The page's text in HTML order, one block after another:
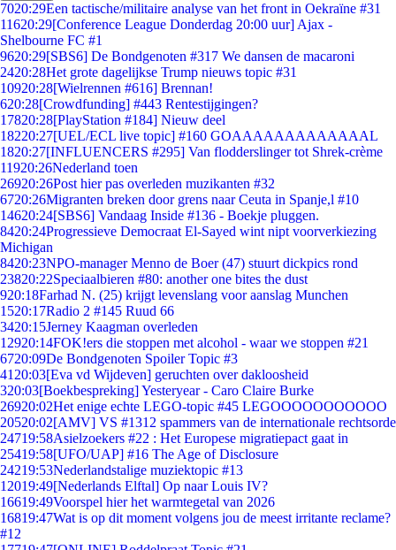
7020:29Een tactische/militaire analyse van het front in Oekraïne #31
11620:29[Conference League Donderdag 20:00 uur] Ajax -
Shelbourne FC #1
9620:29[SBS6] De Bondgenoten #317 We dansen de macaroni
2420:28Het grote dagelijkse Trump nieuws topic #31
10920:28[Wielrennen #616] Brennan!
620:28[Crowdfunding] #443 Rentestijgingen?
17820:28[PlayStation #184] Nieuw deel
18220:27[UEL/ECL live topic] #160 GOAAAAAAAAAAAAAL
1820:27[INFLUENCERS #295] Van flodderslinger tot Shrek-crème
11920:26Nederland toen
26920:26Post hier pas overleden muzikanten #32
6720:26Migranten breken door grens naar Ceuta in Spanje,l #10
14620:24[SBS6] Vandaag Inside #136 - Boekje pluggen.
8420:24Progressieve Democraat El-Sayed wint nipt voorverkiezing
Michigan
8420:23NPO-manager Menno de Boer (47) stuurt dickpics rond
23820:22Speciaalbieren #80: another one bites the dust
920:18Farhad N. (25) krijgt levenslang voor aanslag Munchen
1520:17Radio 2 #145 Ruud 66
3420:15Jerney Kaagman overleden
12920:14FOK!ers die stoppen met alcohol - waar we stoppen #21
6720:09De Bondgenoten Spoiler Topic #3
41 20:03[Eva vd Wijdeven] geruchten over dakloosheid
320:03[Boekbespreking] Yesteryear - Caro Claire Burke
26920:02Het enige echte LEGO-topic #45 LEGOOOOOOOOOOO
20520:02[AMV] VS #1312 spammers van de internationale rechtsorde
24719:58Asielzoekers #22 : Het Europese migratiepact gaat in
25419:58[UFO/UAP] #16 The Age of Disclosure
24219:53Nederlandstalige muziektopic #13
12019:49[Nederlands Elftal] Op naar Louis IV?
16619:49Voorspel hier het warmtegetal van 2026
16819:47Wat is op dit moment volgens jou de meest irritante reclame?
#12